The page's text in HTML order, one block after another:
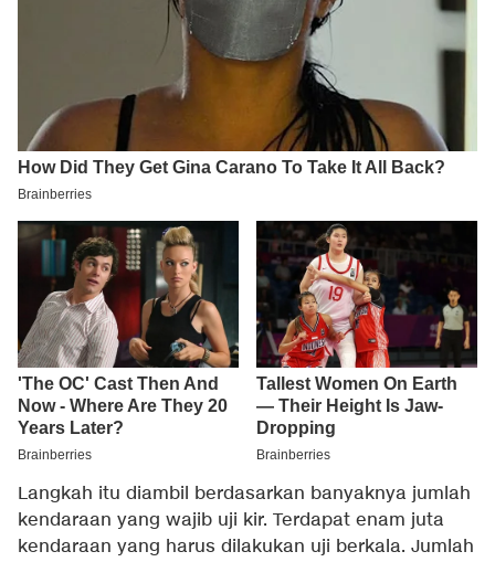
Langkah itu diambil berdasarkan banyaknya jumlah
kendaraan yang wajib uji kir. Terdapat enam juta
kendaraan yang harus dilakukan uji berkala. Jumlah